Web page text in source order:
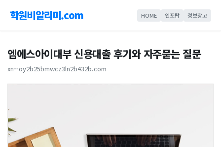
학원비알리미.com HOME 인포탑 정보창고
엠에스아이대부 신용대출 후기와 자주묻는 질문
xn--oy2b25bmwcz3ln2b432b.com